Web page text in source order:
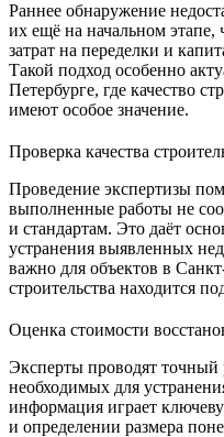
Раннее обнаружение
их ещё на начальном этапе,
затрат на переделки и
Такой подход особенно
Петербурге, где качество
имеют особое значение.
Проверка качества
Проведение экспертизы
выполненные работы не
и стандартам. Это даёт
устранения выявленных
важно для объектов в
строительства находится
Оценка стоимости
Эксперты проводят точный
необходимых для
информация играет
и определении размера